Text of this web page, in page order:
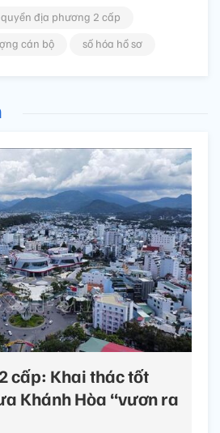
địa phương 2 cấp
cán bộ số hóa hồ sơ
cấp: Khai thác tốt
Khánh Hòa “vươn ra